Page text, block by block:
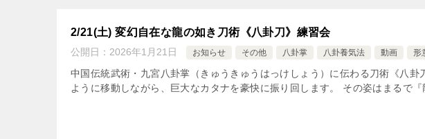
2/21(土) 変幻自在な龍の如き刀術《八卦刀》練習会
公開日： 2026年1月21日 お知らせ その他 八卦掌 八卦養気法 動画 形
中国伝統武術・九宮八卦掌（きゅうきゅうはっけしょう）に伝わる刀術《八
ように移動しながら、巨大なカタナを豪快に振り回します。 その姿はまるで